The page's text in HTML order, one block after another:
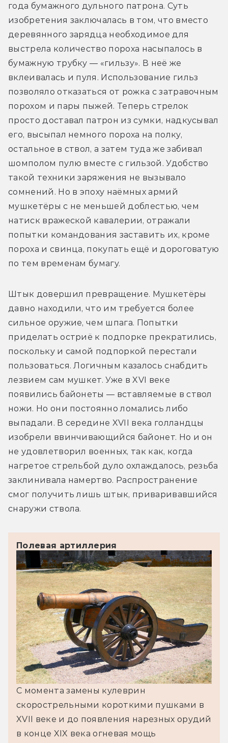
года бумажного дульного патрона. Суть
изобретения заключалась в том, что вместо
деревянного зарядца необходимое для
выстрела количество пороха насыпалось в
бумажную трубку — «гильзу». В неё же
вклеивалась и пуля. Использование гильз
позволяло отказаться от рожка с затравочным
порохом и пары пыжей. Теперь стрелок
просто доставал патрон из сумки, надкусывал
его, высыпал немного пороха на полку,
остальное в ствол, а затем туда же забивал
шомполом пулю вместе с гильзой. Удобство
такой техники заряжения не вызывало
сомнений. Но в эпоху наёмных армий
мушкетёры с не меньшей доблестью, чем
натиск вражеской кавалерии, отражали
попытки командования заставить их, кроме
пороха и свинца, покупать ещё и дороговатую
по тем временам бумагу.
Штык довершил превращение. Мушкетёры
давно находили, что им требуется более
сильное оружие, чем шпага. Попытки
приделать остриё к подпорке прекратились,
поскольку и самой подпоркой перестали
пользоваться. Логичным казалось снабдить
лезвием сам мушкет. Уже в XVI веке
появились байонеты — вставляемые в ствол
ножи. Но они постоянно ломались либо
выпадали. В середине XVII века голландцы
изобрели ввинчивающийся байонет. Но и он
не удовлетворил военных, так как, когда
нагретое стрельбой дуло охлаждалось, резьба
заклинивала намертво. Распространение
смог получить лишь штык, приваривавшийся
снаружи ствола.
Полевая артиллерия
С момента замены кулеврин
скорострельными короткими пушками в
XVII веке и до появления нарезных орудий
в конце XIX века огневая мощь